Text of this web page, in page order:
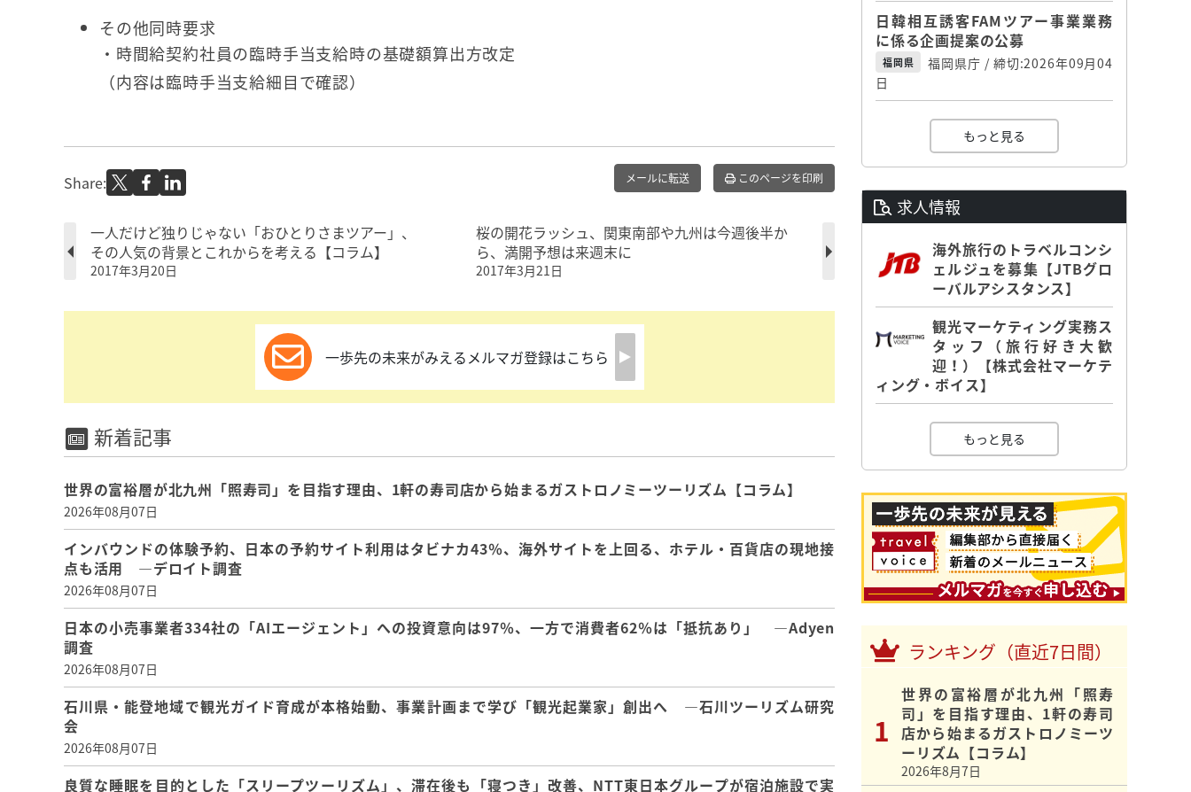
その他同時要求
・時間給契約社員の臨時手当支給時の基礎額算出方改定
（内容は臨時手当支給細目で確認）
Share: メールに転送 このページを印刷
一人だけど独りじゃない「おひとりさまツアー」、
その人気の背景とこれからを考える【コラム】
2017年3月20日
桜の開花ラッシュ、関東南部や九州は今週後半か
ら、満開予想は来週末に
2017年3月21日
一歩先の未来がみえるメルマガ登録はこちら
新着記事
世界の富裕層が北九州「照寿司」を目指す理由、1軒の寿司店から始まるガストロノミーツーリズム【コラム】
2026年08月07日
インバウンドの体験予約、日本の予約サイト利用はタビナカ43％、海外サイトを上回る、ホテル・百貨店の現地接
点も活用 ―デロイト調査
2026年08月07日
日本の小売事業者334社の「AIエージェント」への投資意向は97％、一方で消費者62％は「抵抗あり」 ―Adyen
調査
2026年08月07日
石川県・能登地域で観光ガイド育成が本格始動、事業計画まで学び「観光起業家」創出へ ―石川ツーリズム研究
会
2026年08月07日
良質な睡眠を目的とした「スリープツーリズム」、滞在後も「寝つき」改善、NTT東日本グループが宿泊施設で実
日韓相互誘客FAMツアー事業業務
に係る企画提案の公募
福岡県
福岡県庁 / 締切:2026年09月04
日
もっと見る
求人情報
海外旅行のトラベルコンシ
ェルジュを募集【JTBグロ
ーバルアシスタンス】
観光マーケティング実務ス
タッフ（旅行好き大歓
迎！）【株式会社マーケテ
ィング・ボイス】
もっと見る
ランキング（直近7日間）
世界の富裕層が北九州「照寿
司」を目指す理由、1軒の寿司
店から始まるガストロノミーツ
ーリズム【コラム】
2026年8月7日